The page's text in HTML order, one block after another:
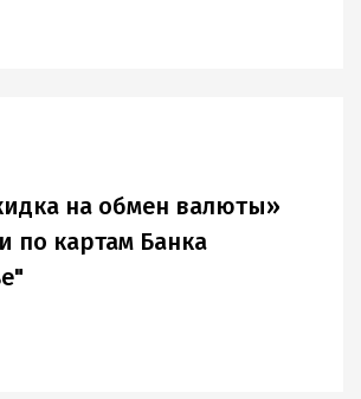
на обмен валюты»
по картам Банка